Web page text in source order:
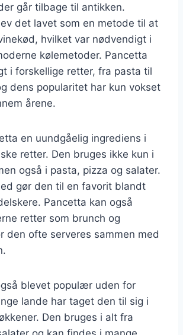
går tilbage til antikken.
det lavet som en metode til at
hvilket var nødvendigt i
kølemetoder. Pancetta
i forskellige retter, fra pasta til
dens popularitet har kun vokset
årene.
en uundgåelig ingrediens i
retter. Den bruges ikke kun i
også i pasta, pizza og salater.
gør den til en favorit blandt
Pancetta kan også
retter som brunch og
den ofte serveres sammen med
blevet populær uden for
lande har taget den til sig i
Den bruges i alt fra